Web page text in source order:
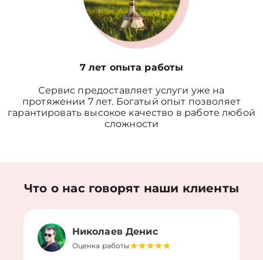
7 лет опыта работы
Сервис предоставляет услуги уже на
протяжении 7 лет. Богатый опыт позволяет
гарантировать высокое качество в работе любой
сложности
Что о нас говорят наши клиенты
Николаев Денис
Оценка работы